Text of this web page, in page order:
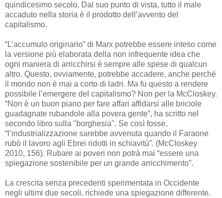
quindicesimo secolo. Dal suo punto di vista, tutto il male
accaduto nella storia è il prodotto dell’avvento del
capitalismo.
“L’accumulo originario” di Marx potrebbe essere inteso come
la versione più elaborata della non infrequente idea che
ogni maniera di arricchirsi è sempre alle spese di qualcun
altro. Questo, ovviamente, potrebbe accadere, anche perché
il mondo non è mai a corto di ladri. Ma fu questo a rendere
possibile l’emergere del capitalismo? Non per la McCloskey.
“Non è un buon piano per fare affari affidarsi alle briciole
guadagnate rubandole alla povera gente”, ha scritto nel
secondo libro sulla "borghesia". Se così fosse,
“l’industrializzazione sarebbe avvenuta quando il Faraone
rubò il lavoro agli Ebrei ridotti in schiavitù”. (McCloskey
2010, 156). Rubare ai poveri non potrà mai “essere una
spiegazione sostenibile per un grande arricchimento”.
La crescita senza precedenti sperimentata in Occidente
negli ultimi due secoli, richiede una spiegazione differente.